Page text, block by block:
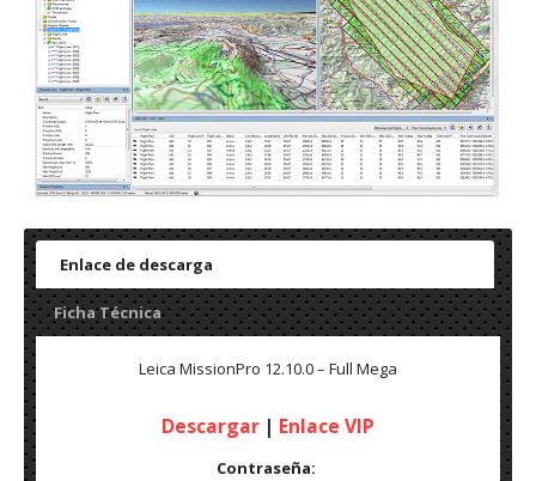
Enlace de descarga
Ficha Técnica
Leica MissionPro 12.10.0 – Full Mega
Descargar | Enlace VIP
Contraseña: